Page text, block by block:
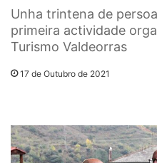
Unha trintena de
primeira actividade
Turismo Valdeorras
17 de Outubro de 2021